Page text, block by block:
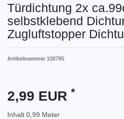
Türdichtung 2x
selbstklebend
Zugluftstopper
Artikelnummer 108785
2,99 EUR *
Inhalt 0,99 Meter